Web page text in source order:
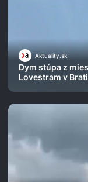
Aktuality.sk
Dym stúpa z
Lovestram v